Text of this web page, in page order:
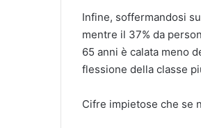
Infine, soffermandosi
mentre il 37% da
65 anni è calata meno
flessione della classe
Cifre impietose che se